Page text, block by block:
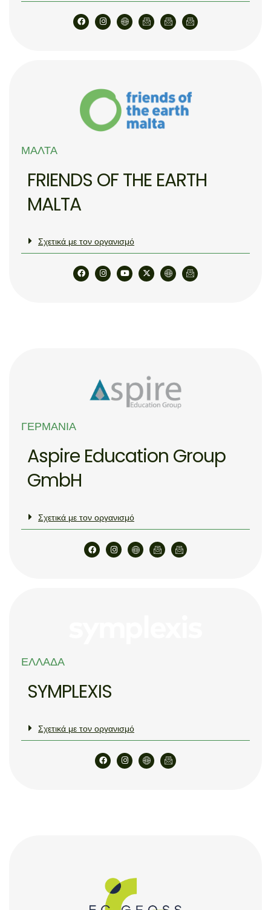
ΜΆΛΤΑ
FRIENDS OF THE EARTH
MALTA
Σχετικά με τον οργανισμό
ΓΕΡΜΑΝΊΑ
Aspire Education Group
GmbH
Σχετικά με τον οργανισμό
ΕΛΛΆΔΑ
SYMPLEXIS
Σχετικά με τον οργανισμό